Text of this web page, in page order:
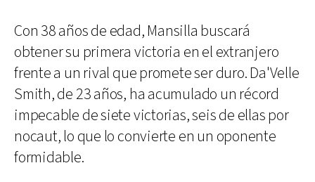
Con 38 años de edad, Mansilla buscará
obtener su primera victoria en el extranjero
frente a un rival que promete ser duro. Da'Velle
Smith, de 23 años, ha acumulado un récord
impecable de siete victorias, seis de ellas por
nocaut, lo que lo convierte en un oponente
formidable.